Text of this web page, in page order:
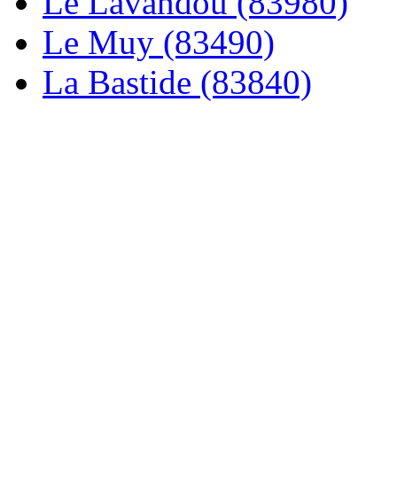
Le Muy (83490)
La Bastide (83840)